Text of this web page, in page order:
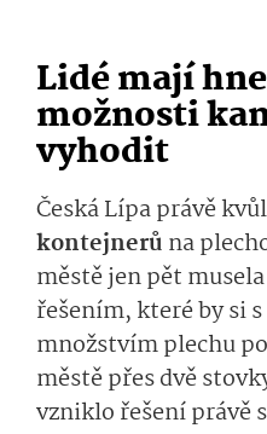
Lidé mají
možnosti
vyhodit
Česká Lípa právě
kontejnerů na
městě jen pět
řešením, které by si
množstvím plechu
městě přes dvě
vzniklo řešení právě